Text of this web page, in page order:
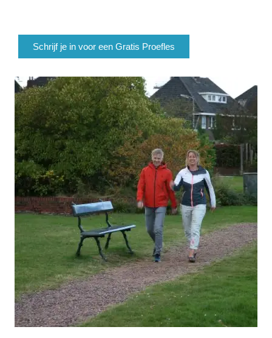
Schrijf je in voor een Gratis Proefles